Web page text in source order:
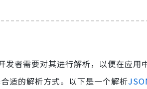
发者需要对其进行解析，以便在应
适的解析方式。以下是一个解析